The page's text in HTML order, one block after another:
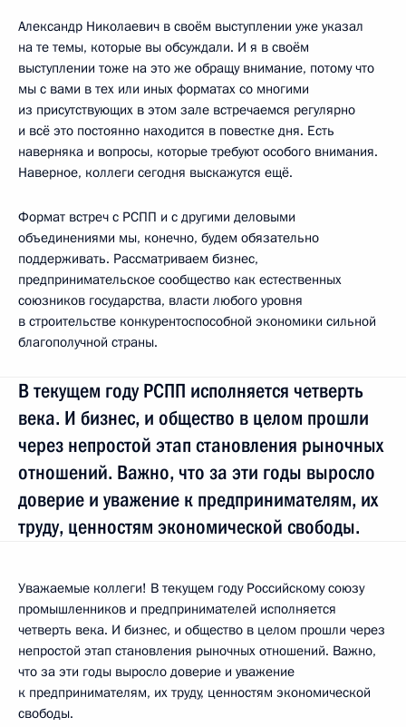
Александр Николаевич в своём выступлении уже указал
на те темы, которые вы обсуждали. И я в своём
выступлении тоже на это же обращу внимание, потому что
мы с вами в тех или иных форматах со многими
из присутствующих в этом зале встречаемся регулярно
и всё это постоянно находится в повестке дня. Есть
наверняка и вопросы, которые требуют особого внимания.
Наверное, коллеги сегодня выскажутся ещё.
Формат встреч с РСПП и с другими деловыми
объединениями мы, конечно, будем обязательно
поддерживать. Рассматриваем бизнес,
предпринимательское сообщество как естественных
союзников государства, власти любого уровня
в строительстве конкурентоспособной экономики сильной
благополучной страны.
В текущем году РСПП исполняется четверть
века. И бизнес, и общество в целом прошли
через непростой этап становления рыночных
отношений. Важно, что за эти годы выросло
доверие и уважение к предпринимателям, их
труду, ценностям экономической свободы.
Уважаемые коллеги! В текущем году Российскому союзу
промышленников и предпринимателей исполняется
четверть века. И бизнес, и общество в целом прошли через
непростой этап становления рыночных отношений. Важно,
что за эти годы выросло доверие и уважение
к предпринимателям, их труду, ценностям экономической
свободы.